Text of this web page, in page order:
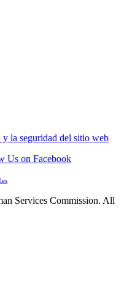
la seguridad del sitio web
Us on Facebook
Services Commission. All